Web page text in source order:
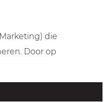
die
Door op